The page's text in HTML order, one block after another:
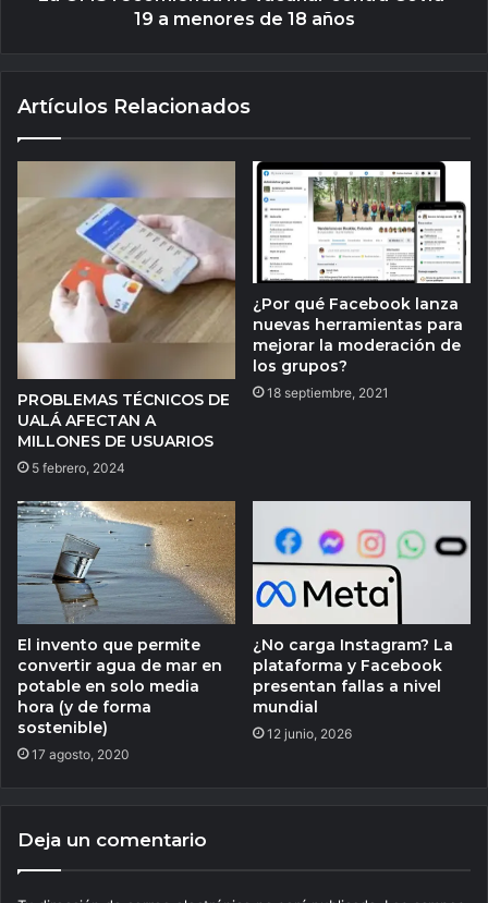
19 a menores de 18 años
Artículos Relacionados
PROBLEMAS TÉCNICOS DE
UALÁ AFECTAN A
MILLONES DE USUARIOS
5 febrero, 2024
¿Por qué Facebook lanza
nuevas herramientas para
mejorar la moderación de
los grupos?
18 septiembre, 2021
El invento que permite
convertir agua de mar en
potable en solo media
hora (y de forma
sostenible)
17 agosto, 2020
¿No carga Instagram? La
plataforma y Facebook
presentan fallas a nivel
mundial
12 junio, 2026
Deja un comentario